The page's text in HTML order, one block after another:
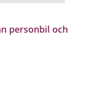
personbil och